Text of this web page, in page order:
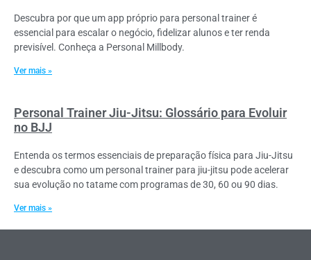
Descubra por que um app próprio para personal trainer é
essencial para escalar o negócio, fidelizar alunos e ter renda
previsível. Conheça a Personal Millbody.
Ver mais »
Personal Trainer Jiu-Jitsu: Glossário para Evoluir
no BJJ
Entenda os termos essenciais de preparação física para Jiu-Jitsu
e descubra como um personal trainer para jiu-jitsu pode acelerar
sua evolução no tatame com programas de 30, 60 ou 90 dias.
Ver mais »